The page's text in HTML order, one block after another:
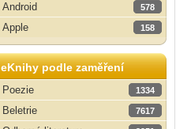
Android 578
Apple 158
eKnihy podle zaměření
Poezie
1334
Beletrie 7617